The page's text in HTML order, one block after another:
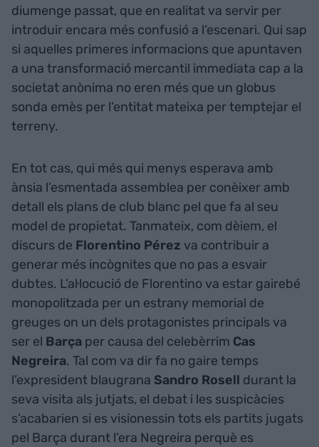
diumenge passat, que en realitat va servir per
introduir encara més confusió a l’escenari. Qui sap
si aquelles primeres informacions que apuntaven
a una transformació mercantil immediata cap a la
societat anònima no eren més que un globus
sonda emès per l’entitat mateixa per temptejar el
terreny.
En tot cas, qui més qui menys esperava amb
ànsia l’esmentada assemblea per conèixer amb
detall els plans de club blanc pel que fa al seu
model de propietat. Tanmateix, com dèiem, el
discurs de Florentino Pérez va contribuir a
generar més incògnites que no pas a esvair
dubtes. L’al·locució de Florentino va estar gairebé
monopolitzada per un estrany memorial de
greuges on un dels protagonistes principals va
ser el Barça per causa del celebèrrim Cas
Negreira. Tal com va dir fa no gaire temps
l’expresident blaugrana Sandro Rosell durant la
seva visita als jutjats, el debat i les suspicàcies
s’acabarien si es visionessin tots els partits jugats
pel Barça durant l’era Negreira perquè es